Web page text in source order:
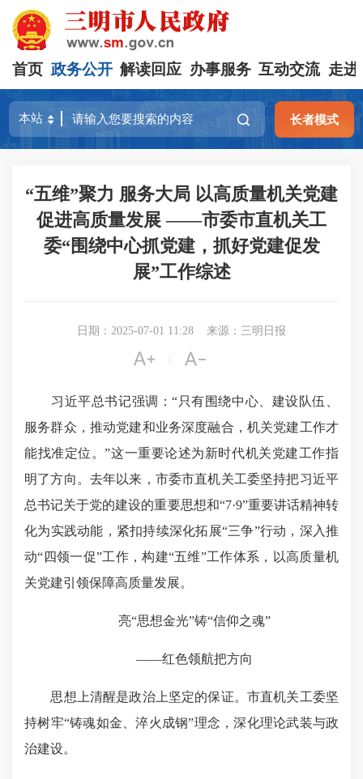
首页 政务公开 解读回应 办事服务 互动交流 走进
长者模式
“五维”聚力 服务大局 以高质量机关党建
促进高质量发展 ——市委市直机关工
委“围绕中心抓党建，抓好党建促发
展”工作综述
日期：2025-07-01 11:28 来源：三明日报
 
习近平总书记强调：“只有围绕中心、建设队伍、
服务群众，推动党建和业务深度融合，机关党建工作才
能找准定位。”这一重要论述为新时代机关党建工作指
明了方向。去年以来，市委市直机关工委坚持把习近平
总书记关于党的建设的重要思想和“7·9”重要讲话精神转
化为实践动能，紧扣持续深化拓展“三争”行动，深入推
动“四领一促”工作，构建“五维”工作体系，以高质量机
关党建引领保障高质量发展。
亮“思想金光”铸“信仰之魂”
——红色领航把方向
思想上清醒是政治上坚定的保证。市直机关工委坚
持树牢“铸魂如金、淬火成钢”理念，深化理论武装与政
治建设。